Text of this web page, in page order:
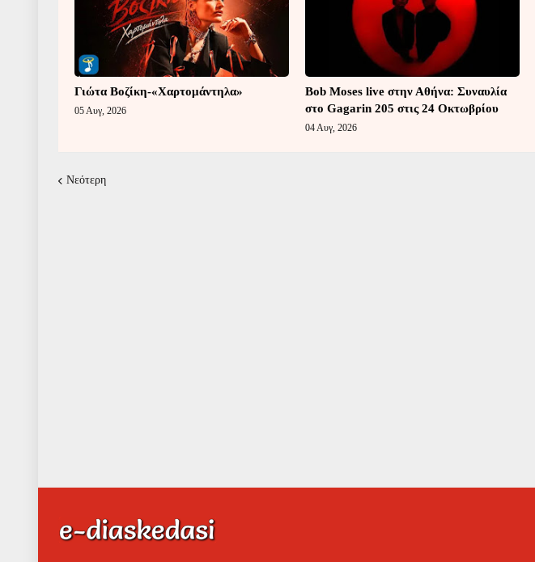
Γιώτα Βοζίκη-«Χαρτομάντηλα»
05 Αυγ, 2026
Bob Moses live στην Αθήνα: Συναυλία
στο Gagarin 205 στις 24 Οκτωβρίου
04 Αυγ, 2026
Νεότερη